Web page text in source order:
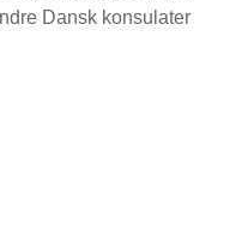
Dansk konsulater